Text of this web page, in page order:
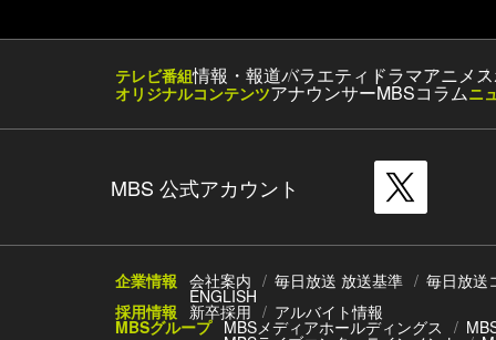
テレビ番組情報・報道バラエティ ドラマアニメ
オリジナルコンテンツアナウンサーMBSコラムニ
MBS 公式アカウント
企業情報 会社案内 毎日放送 放送基準 毎日放送
ENGLISH
採用情報 新卒採用 アルバイト情報
MBSグループ MBSメディアホールディングス